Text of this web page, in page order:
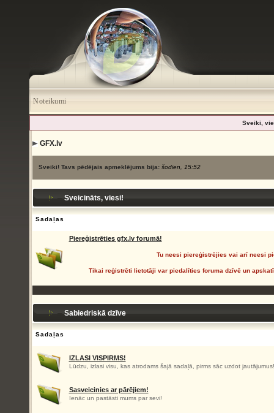
Noteikumi
Sveiki,
GFX.lv
Sveiki! Tavs pēdējais apmeklējums bija: šodien, 15:52
Sveicināts, viesi!
Sadaļas
Piereģistrēties gfx.lv forumā!
Tu neesi piereģistrējies vai arī neesi
Tikai reģistrēti lietotāji var piedalīties foruma dzīvē un
Sabiedriskā dzīve
Sadaļas
IZLASI VISPIRMS!
Lūdzu, izlasi visu, kas atrodams šajā sadaļā, pirms sāc uzdot jautājumus!
Sasveicinies ar pārējiem!
Ienāc un pastāsti mums par sevi!